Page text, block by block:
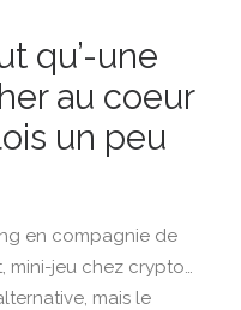
qu’-une
au coeur
un peu
en compagnie de
mini-jeu chez crypto…
mais le